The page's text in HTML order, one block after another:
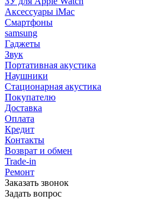
Аксессуары iMac
Смартфоны
samsung
Гаджеты
Звук
Портативная акустика
Наушники
Стационарная акустика
Покупателю
Доставка
Оплата
Кредит
Контакты
Возврат и обмен
Trade-in
Ремонт
Заказать звонок
Задать вопрос